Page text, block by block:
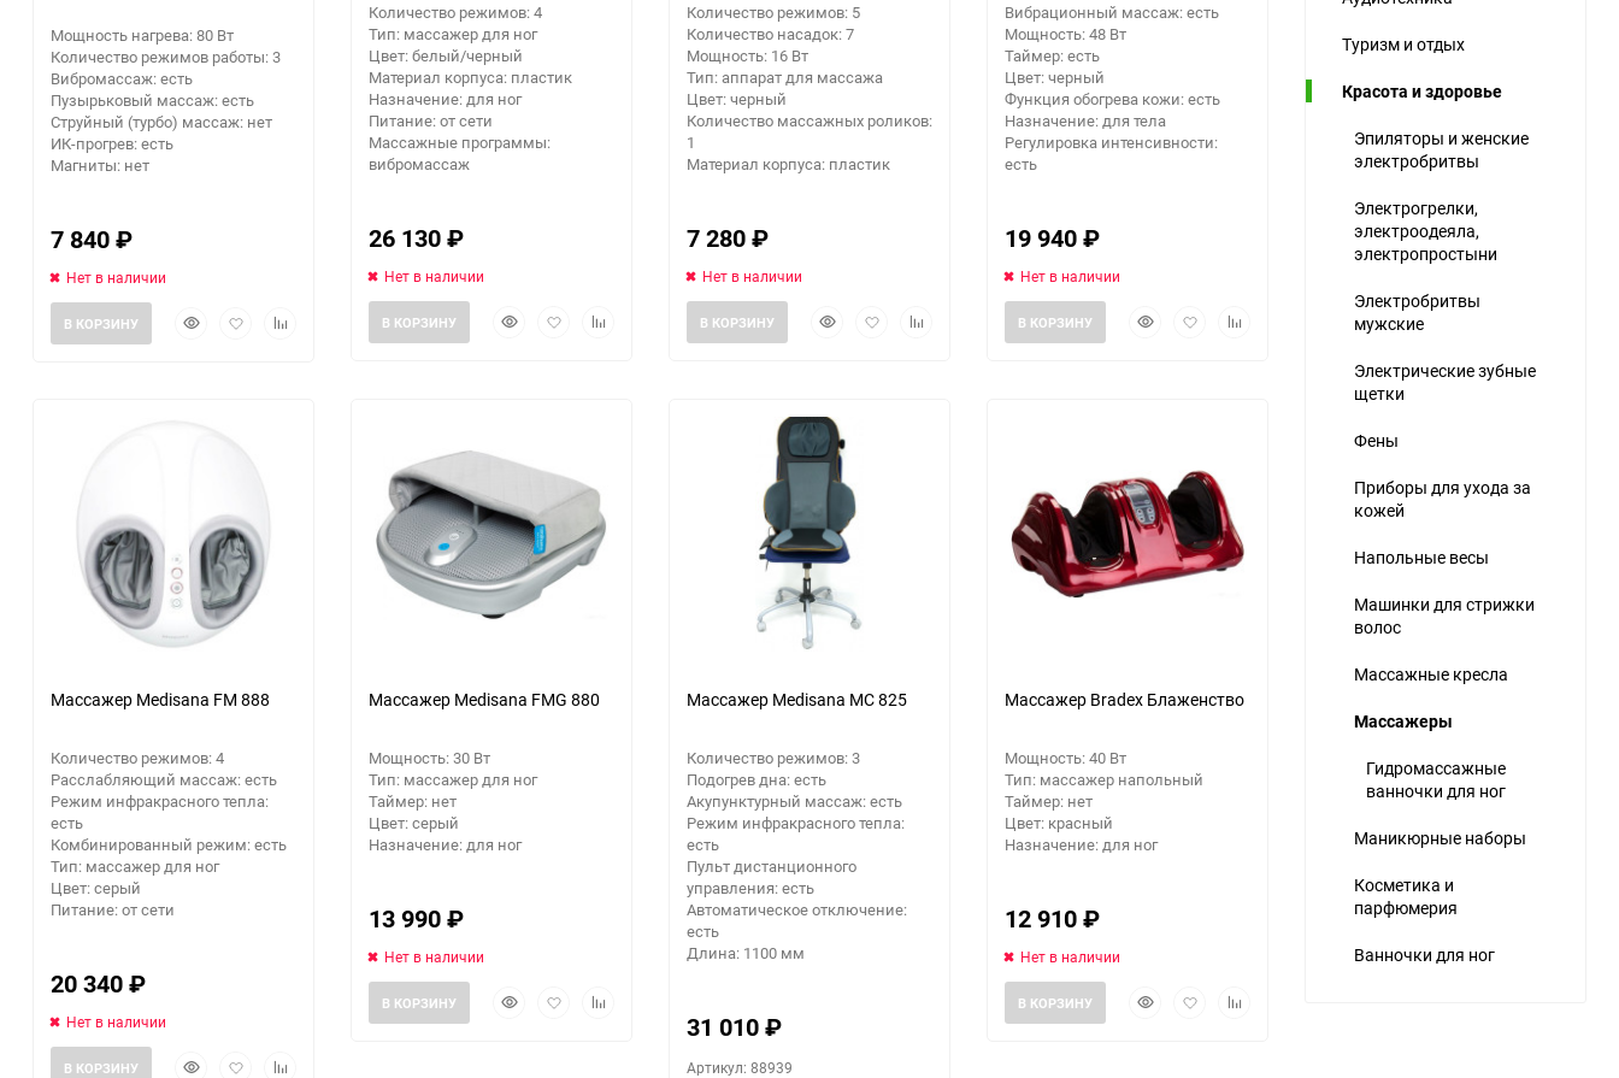
Помпы
Пневматический
инструмент
Насосы бытовые
Компрессоры
Измерительное
оборудование
Заточные станки (точила)
Грузоподъемное
Гидроаккумуляторы и
расширительные баки
Вытяжная вентиляция
Бетономешалки
Бензоинструмент
Мощность нагрева: 80 Вт
Количество режимов работы: 3
Вибромассаж: есть
Пузырьковый массаж: есть
Струйный (турбо) массаж: нет
ИК-прогрев: есть
Магниты: нет
7 840₽
Нет в наличии
БыстрыйДобавитьДобавить
В КОРЗИНУ
Количество режимов: 4
Тип: массажер для ног
Цвет: белый/черный
Материал корпуса: пластик
Назначение: для ног
Питание: от сети
Массажные программы:
вибромассаж
26 130₽
Нет в наличии
БыстрыйДобавитьДобавить
В КОРЗИНУ
Количество режимов: 5
Количество насадок: 7
Мощность: 16 Вт
Тип: аппарат для массажа
Цвет: черный
Количество массажных роликов:
1
Материал корпуса: пластик
7 280₽
Нет в наличии
БыстрыйДобавитьДобавить
В КОРЗИНУ
Вибрационный массаж: есть
Мощность: 48 Вт
Таймер: есть
Цвет: черный
Функция обогрева кожи: есть
Назначение: для тела
Регулировка интенсивности:
есть
19 940₽
Нет в наличии
БыстрыйДобавитьДобавить
В КОРЗИНУ
Массажер Medisana FM 888
Количество режимов: 4
Расслабляющий массаж: есть
Режим инфракрасного тепла:
есть
Комбинированный режим: есть
Тип: массажер для ног
Цвет: серый
Питание: от сети
20 340₽
Нет в наличии
БыстрыйДобавитьДобавить
В КОРЗИНУ
Массажер Medisana FMG 880
Мощность: 30 Вт
Тип: массажер для ног
Таймер: нет
Цвет: серый
Назначение: для ног
13 990₽
Нет в наличии
БыстрыйДобавитьДобавить
В КОРЗИНУ
еще 2 фото
Массажер Medisana MC 825
Количество режимов: 3
Подогрев дна: есть
Акупунктурный массаж: есть
Режим инфракрасного тепла:
есть
Пульт дистанционного
управления: есть
Автоматическое отключение:
есть
Длина: 1100 мм
31 010₽
Артикул: 88939
Массажер Bradex Блаженство
Мощность: 40 Вт
Тип: массажер напольный
Таймер: нет
Цвет: красный
Назначение: для ног
12 910₽
Нет в наличии
БыстрыйДобавитьДобавить
В КОРЗИНУ
Туризм и отдых
Красота и здоровье
Эпиляторы и женские
электробритвы
Электрогрелки,
электроодеяла,
электропростыни
Электробритвы
мужские
Электрические зубные
щетки
Фены
Приборы для ухода за
кожей
Напольные весы
Машинки для стрижки
волос
Массажные кресла
Массажеры
Гидромассажные
ванночки для ног
Маникюрные наборы
Косметика и
парфюмерия
Ванночки для ног